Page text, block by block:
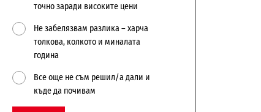
точно заради високите цени
Не забелязвам разлика – харча
толкова, колкото и миналата
година
Все още не съм решил/а дали и
къде да почивам